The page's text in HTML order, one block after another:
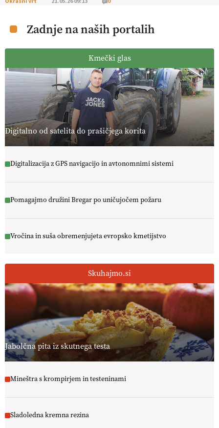
VEČ
[EKOloško = LOGIČNO ] Ekološka hrana: Resnica ali le dobra reklama?
PRISLUHNITE
@EUAgri #imcap #cap #eco #skp #vlog
https://t.co/yev5PreiJu
09.07.2026
Zadnje na naših portalih
Kmečki glas
Digitalno od satelita do prašičjega korita
Digitalizacija z GPS navigacijo in avtonomnimi sistemi
Pomagajmo družini Bregar po uničujočem požaru
Vročina in suša obremenjujeta evropsko kmetijstvo
Skuhajmo.si
Jabolčna pita iz skutnega testa
Mineštra s krompirjem in testeninami
Sladoledna kremna rezina